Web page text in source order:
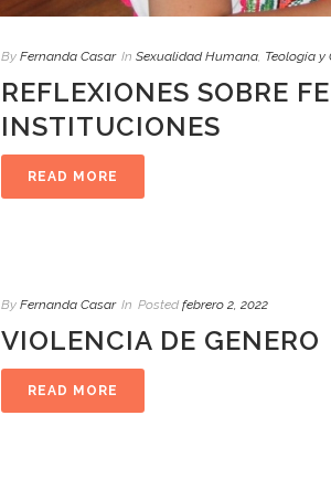
By Fernanda Casar In Sexualidad Humana, Teología y
REFLEXIONES SOBRE
INSTITUCIONES
READ MORE
By Fernanda Casar In Posted febrero 2, 2022
VIOLENCIA DE GENERO
READ MORE